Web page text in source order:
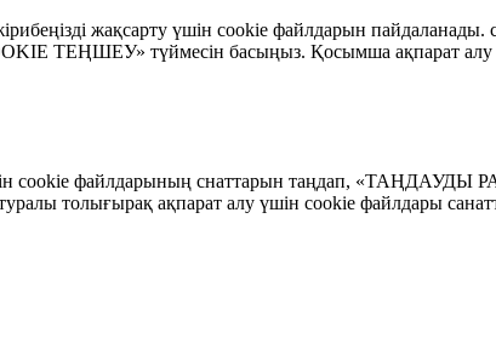
жақсарту үшін cookie файлдарын
ТЕҢШЕУ» түймесін басыңыз. Қосымша ақпарат алу
cookie файлдарының снаттарын таңдап, «ТАҢДАУДЫ
толығырақ ақпарат алу үшін cookie файлдары